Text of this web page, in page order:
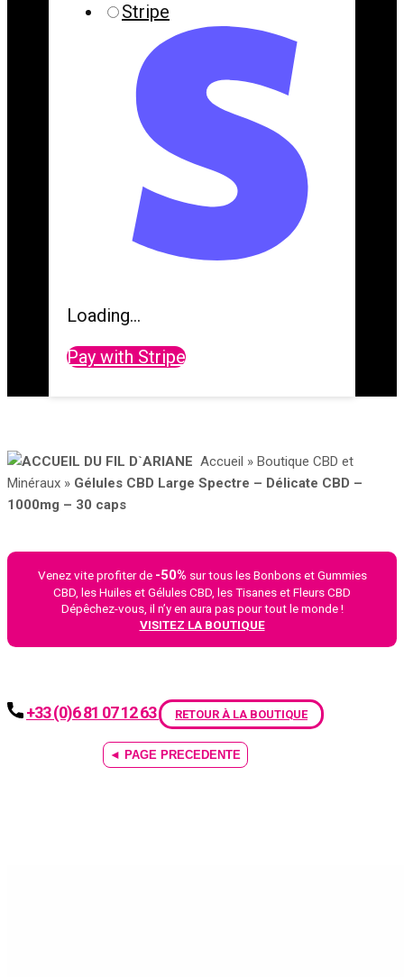
Stripe
Loading...
Pay with Stripe
Accueil » Boutique CBD et
Minéraux » Gélules CBD Large Spectre – Délicate CBD –
1000mg – 30 caps
Venez vite profiter de -50% sur tous les Bonbons et Gummies
CBD, les Huiles et Gélules CBD, les Tisanes et Fleurs CBD
Dépêchez-vous, il n’y en aura pas pour tout le monde !
VISITEZ LA BOUTIQUE
+33 (0)6 81 07 12 63 RETOUR À LA BOUTIQUE
◄ PAGE PRECEDENTE